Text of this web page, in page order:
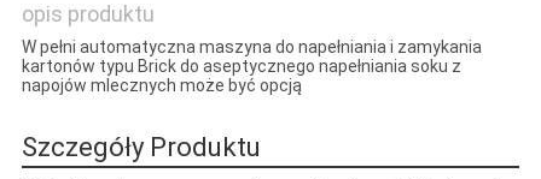
opis produktu
W pełni automatyczna maszyna do napełniania i zamykania
kartonów typu Brick do aseptycznego napełniania soku z
napojów mlecznych może być opcją
Szczegóły Produktu